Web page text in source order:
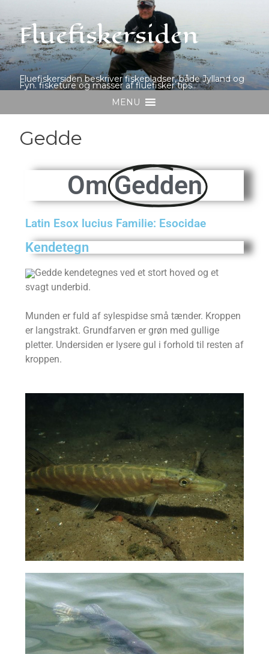
Fluefiskersiden
Fluefiskersiden beskriver fiskepladser, både Jylland og
Fyn. fisketure og masser af fluefisker tips..
MENU
Gedde
Om Gedden
Latin Esox lucius Familie: Esocidae
Kendetegn
Gedde kendetegnes ved et stort hoved og et
svagt underbid.
Munden er fuld af sylespidse små tænder. Kroppen
er langstrakt. Grundfarven er grøn med gullige
pletter. Undersiden er lysere gul i forhold til resten af
kroppen.